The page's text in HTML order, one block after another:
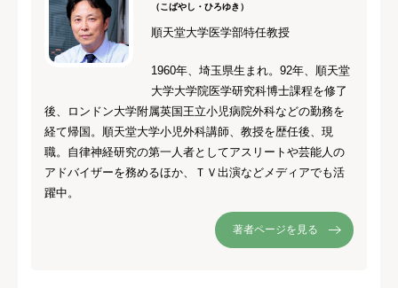
（こばやし・ひろゆき）
順天堂大学医学部特任教授
1960年、埼玉県生まれ。92年、順天堂
大学大学院医学研究科博士課程を修了
後、ロンドン大学附属英国王立小児病院外科などの勤務を
経て帰国。順天堂大学小児外科講師、教授を歴任後、現
職。自律神経研究の第一人者としてアスリートや芸能人の
アドバイザーを務めるほか、ＴＶ出演などメディアでも活
躍中。
著者ページを見る